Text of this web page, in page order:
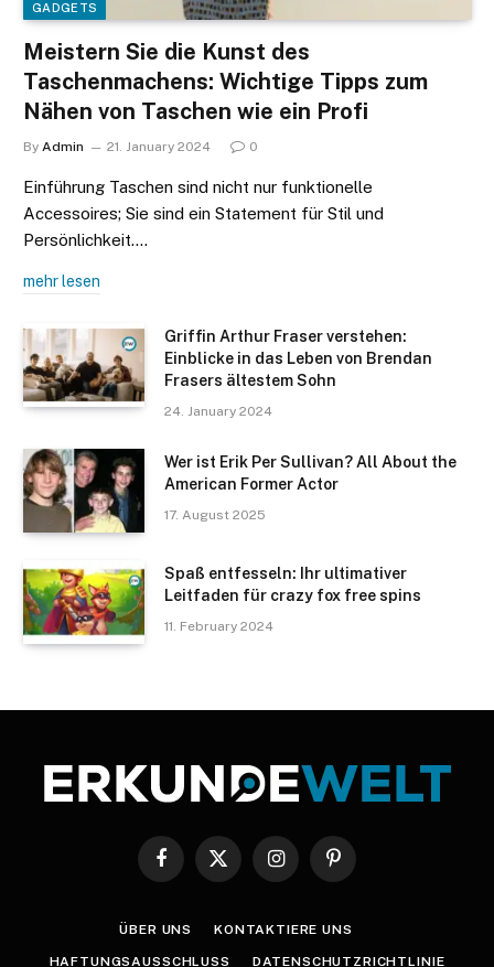
GADGETS
Meistern Sie die Kunst des
Taschenmachens: Wichtige Tipps zum
Nähen von Taschen wie ein Profi
By Admin 21. January 2024 0
Einführung Taschen sind nicht nur funktionelle
Accessoires; Sie sind ein Statement für Stil und
Persönlichkeit.…
mehr lesen
Griffin Arthur Fraser verstehen:
Einblicke in das Leben von Brendan
Frasers ältestem Sohn
24. January 2024
Wer ist Erik Per Sullivan? All About the
American Former Actor
17. August 2025
Spaß entfesseln: Ihr ultimativer
Leitfaden für crazy fox free spins
11. February 2024
Facebook
X
InstagramPinterest
ÜBER UNS KONTAKTIERE UNS
HAFTUNGSAUSSCHLUSS DATENSCHUTZRICHTLINIE